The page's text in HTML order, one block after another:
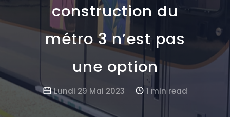
construction du
métro 3 n’est pas
une option
Lundi 29 Mai 2023 1 min read